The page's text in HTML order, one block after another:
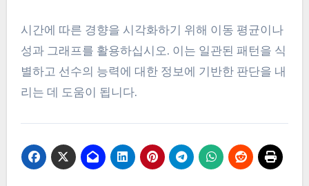
시간에 따른 경향을 시각화하기 위해 이동 평균이나
성과 그래프를 활용하십시오. 이는 일관된 패턴을 식
별하고 선수의 능력에 대한 정보에 기반한 판단을 내
리는 데 도움이 됩니다.